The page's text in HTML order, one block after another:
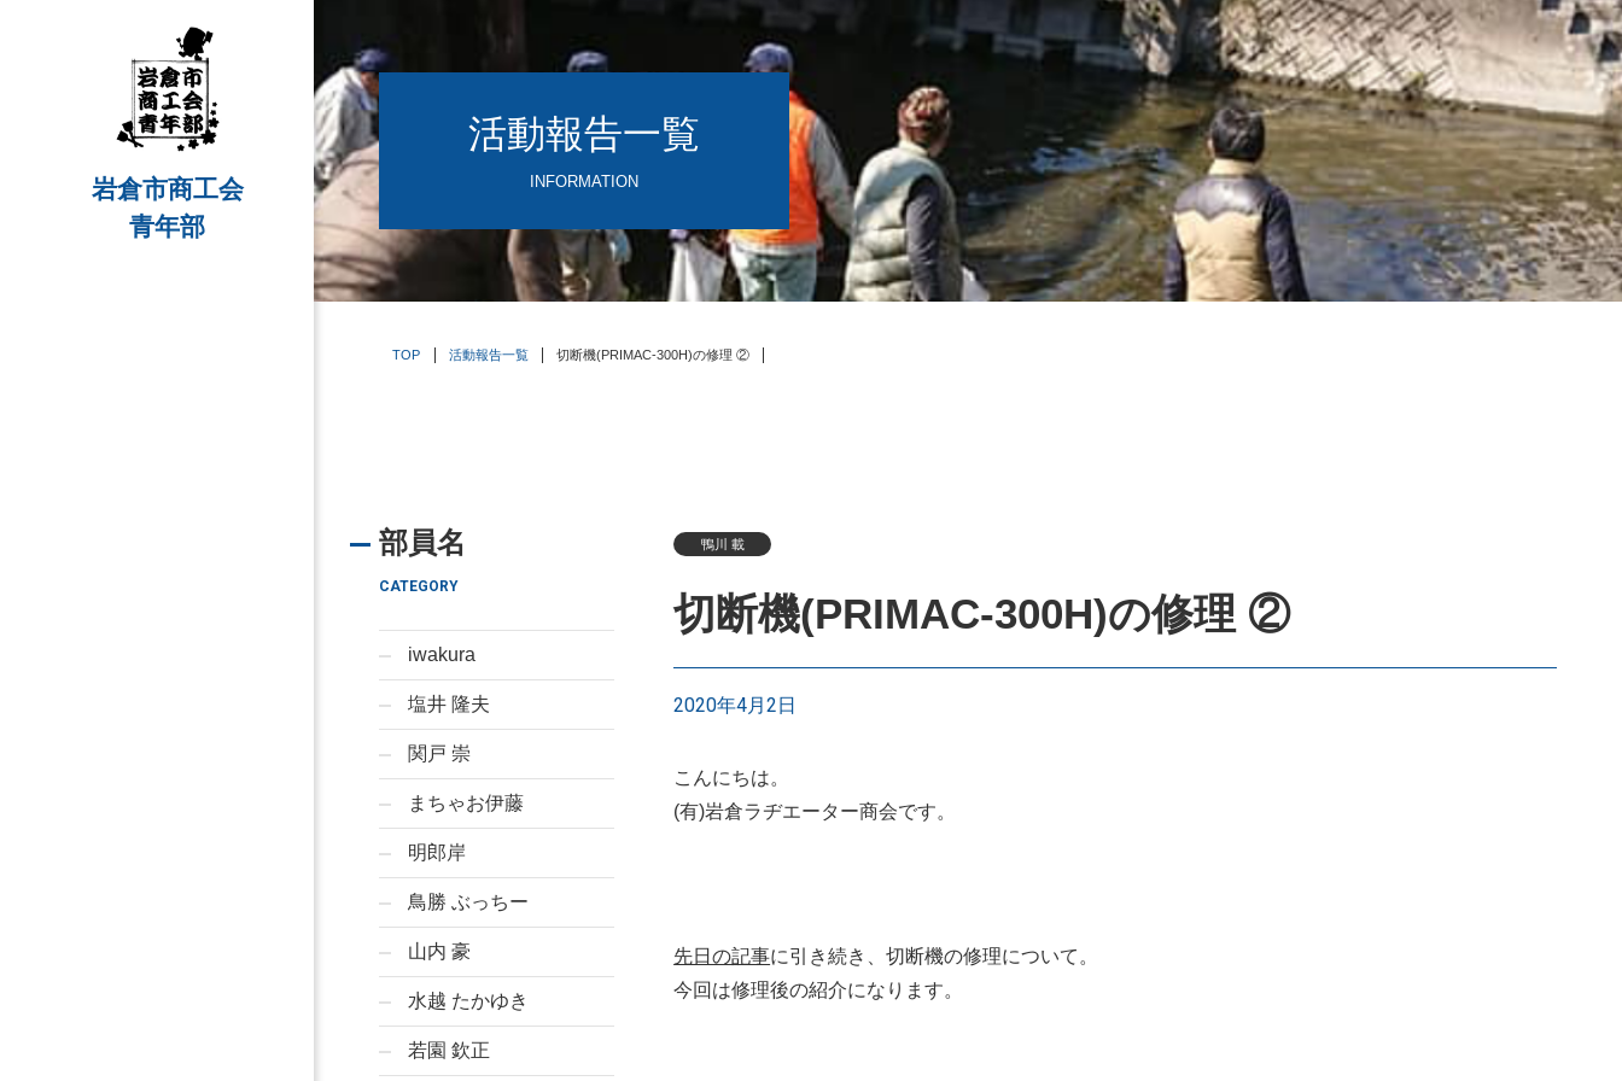
岩倉市商工会
青年部
活動報告一覧
INFORMATION
TOP 活動報告一覧 切断機(PRIMAC-300H)の修理 ②
鴨川 載
切断機(PRIMAC-300H)の修理 ②
2020年4月2日
こんにちは。
(有)岩倉ラヂエーター商会です。
先日の記事に引き続き、切断機の修理について。
今回は修理後の紹介になります。
部員名
CATEGORY
iwakura
塩井 隆夫
関戸 崇
まちゃお伊藤
明郎岸
鳥勝 ぶっちー
山内 豪
水越 たかゆき
若園 欽正